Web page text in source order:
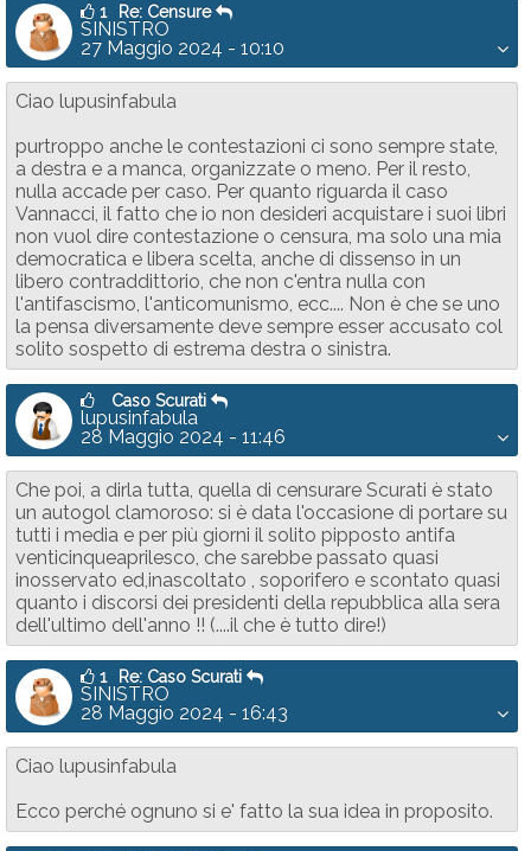
1 Re: Censure
SINISTRO
27 Maggio 2024 - 10:10
Ciao lupusinfabula
purtroppo anche le contestazioni ci sono sempre state,
a destra e a manca, organizzate o meno. Per il resto,
nulla accade per caso. Per quanto riguarda il caso
Vannacci, il fatto che io non desideri acquistare i suoi libri
non vuol dire contestazione o censura, ma solo una mia
democratica e libera scelta, anche di dissenso in un
libero contraddittorio, che non c'entra nulla con
l'antifascismo, l'anticomunismo, ecc.... Non è che se uno
la pensa diversamente deve sempre esser accusato col
solito sospetto di estrema destra o sinistra.
Caso Scurati
lupusinfabula
28 Maggio 2024 - 11:46
Che poi, a dirla tutta, quella di censurare Scurati è stato
un autogol clamoroso: si è data l'occasione di portare su
tutti i media e per più giorni il solito pipposto antifa
venticinqueaprilesco, che sarebbe passato quasi
inosservato ed,inascoltato , soporifero e scontato quasi
quanto i discorsi dei presidenti della repubblica alla sera
dell'ultimo dell'anno !! (....il che è tutto dire!)
1 Re: Caso Scurati
SINISTRO
28 Maggio 2024 - 16:43
Ciao lupusinfabula
Ecco perché ognuno si e' fatto la sua idea in proposito.